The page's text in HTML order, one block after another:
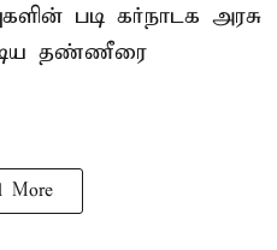
படி கர்நாடக அரசு
தண்ணீரை
More